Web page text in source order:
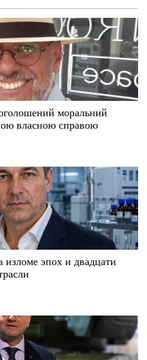
моральний
власною справою
эпох и двадцати